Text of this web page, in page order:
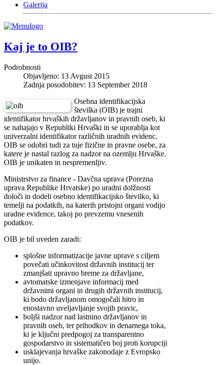
Galerija
Kaj je to OIB?
Podrobnosti
Objavljeno: 13 Avgust 2015
Zadnja posodobitev: 13 September 2018
Osebna identifikacijska
številka (OIB) je trajni
identifikator hrvaških državljanov in pravnih oseb, ki
se nahajajo v Republiki Hrvaški in se uporablja kot
univerzalni identifikator različnih uradnih evidenc.
OIB se odobri tudi za tuje fizične in pravne osebe, za
katere je nastal razlog za nadzor na ozemlju Hrvaške.
OIB je unikaten in nespremenljiv.
Ministrstvo za finance - Davčna uprava (Porezna
uprava Republike Hrvatske) po uradni dolžnosti
določi in dodeli osebno identifikacijsko številko, ki
temelji na podatkih, na katerih pristojni organi vodijo
uradne evidence, takoj po prevzemu vnesenih
podatkov.
OIB je bil uveden zaradi:
splošne informatizacije javne uprave s ciljem
povečati učinkovitost državnih institucij ter
zmanjšati upravno breme za državljane,
avtomatske izmenjave informacij med
državnimi organi in drugih državnih institucij,
ki bodo državljanom omogočali hitro in
enostavno uveljavljanje svojih pravic,
boljši nadzor nad lastnino državljanov in
pravnih oseb, ter prihodkov in denarnega toka,
ki je ključni predpogoj za transparentno
gospodarstvo in sistematičen boj proti korupciji
usklajevanja hrvaške zakonodaje z Evropsko
unijo.